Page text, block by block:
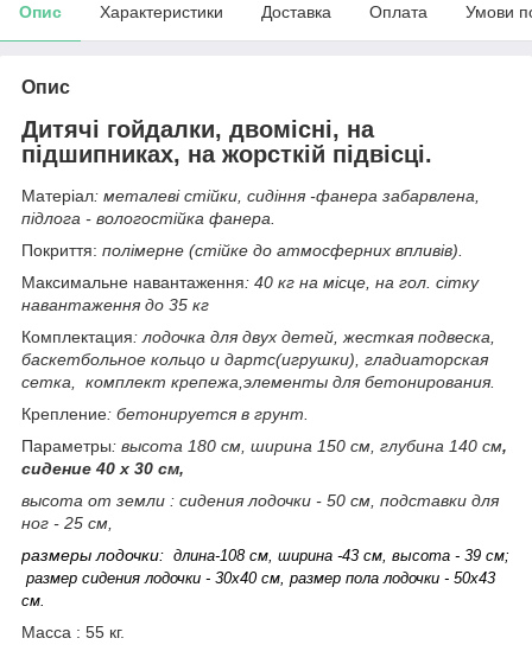
Опис Характеристики Доставка Оплата Умови
Опис
Дитячі гойдалки, двомісні, на
підшипниках, на жорсткій підвісці.
Матеріал: металеві стійки, сидіння -фанера забарвлена,
підлога - вологостійка фанера.
Покриття: полімерне (стійке до атмосферних впливів).
Максимальне навантаження: 40 кг на місце, на гол. сітку
навантаження до 35 кг
Комплектация: лодочка для двух детей, жесткая подвеска,
баскетбольное кольцо и дартс(игрушки), гладиаторская
сетка, комплект крепежа,элементы для бетонирования.
Крепление: бетонируется в грунт.
Параметры: высота 180 см, ширина 150 см, глубина 140 см,
сидение 40 х 30 см,
высота от земли : сидения лодочки - 50 см, подставки для
ног - 25 см,
размеры лодочки: длина-108 см, ширина -43 см, высота - 39 см;
размер сидения лодочки - 30х40 см, размер пола лодочки - 50х43
см.
Масса : 55 кг.